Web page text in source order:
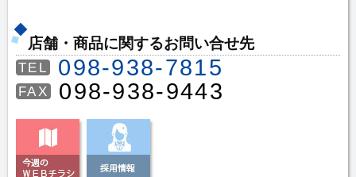
店舗・商品に関するお問い合せ先
TEL 098-938-7815
FAX 098-938-9443